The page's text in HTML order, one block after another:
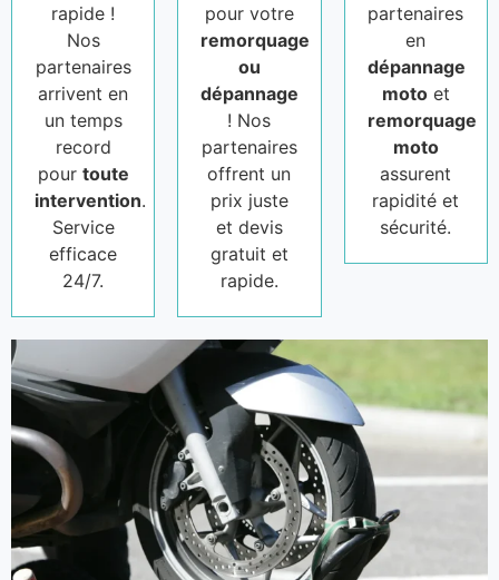
rapide !
Nos
partenaires
arrivent en
un temps
record
pour toute
intervention.
Service
efficace
24/7.
pour votre
remorquage
ou
dépannage
! Nos
partenaires
offrent un
prix juste
et devis
gratuit et
rapide.
partenaires
en
dépannage
motoet
remorquage
moto
assurent
rapidité et
sécurité.